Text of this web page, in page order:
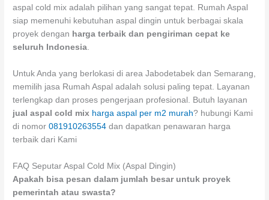
aspal cold mix adalah pilihan yang sangat tepat. Rumah Aspal
siap memenuhi kebutuhan aspal dingin untuk berbagai skala
proyek dengan harga terbaik dan pengiriman cepat ke
seluruh Indonesia.
Untuk Anda yang berlokasi di area Jabodetabek dan Semarang,
memilih jasa Rumah Aspal adalah solusi paling tepat. Layanan
terlengkap dan proses pengerjaan profesional. Butuh layanan
jual aspal cold mix harga aspal per m2 murah? hubungi Kami
di nomor081910263554 dan dapatkan penawaran harga
terbaik dari Kami
FAQ Seputar Aspal Cold Mix (Aspal Dingin)
Apakah bisa pesan dalam jumlah besar untuk proyek
pemerintah atau swasta?